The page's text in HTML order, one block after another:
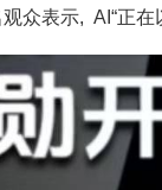
众表示, AI“正在